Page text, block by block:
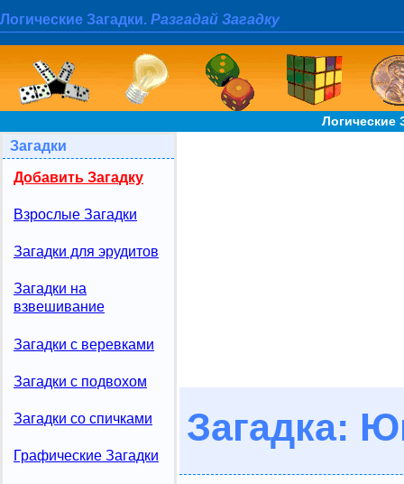
Логические Загадки. Разгадай Загадку
Логические
Загадки
Добавить Загадку
Взрослые Загадки
Загадки для эрудитов
Загадки на
взвешивание
Загадки с веревками
Загадки с подвохом
Загадки со спичками
Графические Загадки
Загадка: